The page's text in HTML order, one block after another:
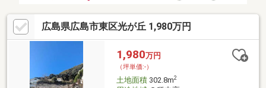
広島県広島市東区光が丘 1,980万円
1,980万円
（坪単価:-）
土地面積302.8m2